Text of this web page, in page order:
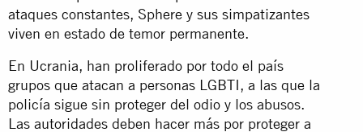
ataques constantes, Sphere y sus simpatizantes
viven en estado de temor permanente.
En Ucrania, han proliferado por todo el país
grupos que atacan a personas LGBTI, a las que la
policía sigue sin proteger del odio y los abusos.
Las autoridades deben hacer más por proteger a